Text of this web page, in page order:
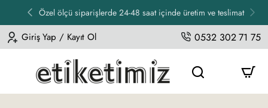
Özel ölçü siparişlerde 24-48 saat içinde üretim ve teslimat
Giriş Yap / Kayıt Ol 0532 302 71 75